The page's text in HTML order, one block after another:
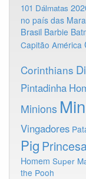
101 Dálmatas
no país das
Brasil Barbie
Capitão América
Corinthians
Pintadinha
Minions
Vingadores
Pig
Homem Super
the Pooh